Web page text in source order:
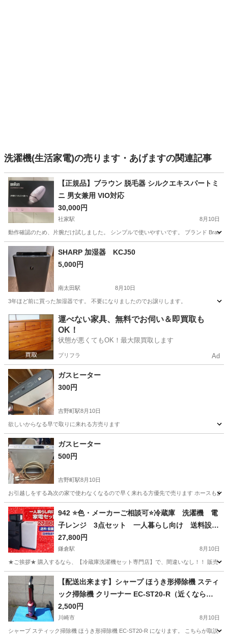
洗濯機(生活家電)の売ります・あげますの関連記事
【正規品】ブラウン 脱毛器 シルクエキスパートミ
ニ 男女兼用 VIO対応
30,000円
社家駅 8月10日
動作確認のため、片腕だけ試しました。 シンプルで使いやすいです。 ブランド
神奈川 海老名市 社家駅 美容家電
SHARP 加湿器 KCJ50
5,000円
南太田駅 8月10日
3年ほど前に買った加湿器です。 不要になりましたのでお譲りします。
神奈川 横浜市 南太田駅 季節、空調家電
運べない家具、無料でお伺い＆即買取も
OK！
状態が悪くてもOK！最大限買取します
プリフラ Ad
ガスヒーター
300円
吉野町駅8月10日
欲しいからなる早で取りに来れる方売ります
神奈川 横浜市 吉野町駅
ガスヒーター
500円
吉野町駅8月10日
お引越しをする為次の家で使わなくなるので早く来れる方優先で売ります ホースもあ
神奈川 横浜市 吉野町駅 家電 ガス
942 ⭐️色・メーカーご相談可⭐️冷蔵庫 洗濯機 電
子レンジ 3点セット 一人暮らし向け 送料設置
無料
27,800円
鎌倉駅 8月10日
★ご挨拶★ 購入するなら、【冷蔵庫洗濯機セット専門店】で、間違いなし！！ 販売セ
神奈川 鎌倉市 鎌倉駅 キッチン家電 商品
【配送出来ます】シャープ ほうき形掃除機 スティ
ック掃除機 クリーナー EC-ST20-R（近くなら配
送も可能です。宅配もお問合せ下さい）
2,500円
川崎市 8月10日
シャープ スティック掃除機 ほうき形掃除機 EC-ST20-R になります。 こちらが取説